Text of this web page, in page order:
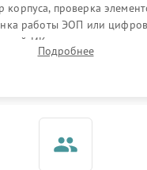
проверка
работы ЭОП или
ИК-подсветки и
Выявление видимых
Подробнее